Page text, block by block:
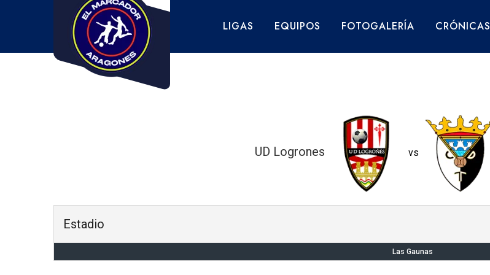
LIGAS EQUIPOS FOTOGALERÍA CRÓNICAS
UD Logrones vs
Estadio
Las Gaunas